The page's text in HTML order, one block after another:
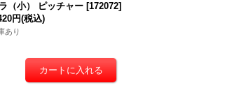
（小） ピッチャー [172072]
円(税込)
あり